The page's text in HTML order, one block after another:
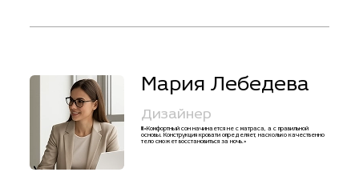
Мария Лебедева
Дизайнер
!!!«Комфортный сон начинается не с матраса, а с правильной
основы. Конструкция кровати определяет, насколько качественно
тело сможет восстановиться за ночь.»